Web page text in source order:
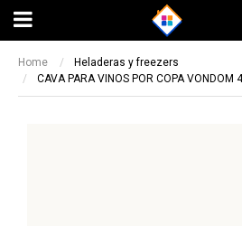
Home
Heladeras y freezers
CAVA PARA VINOS POR COPA VONDOM
interés en